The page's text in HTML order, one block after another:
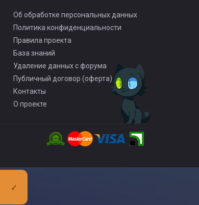
Об обработке персональных данных
Политика конфиденциальности
Правила проекта
База знаний
Удаление данных с форума
Публичный договор (оферта)
Контакты
О проекте
✓